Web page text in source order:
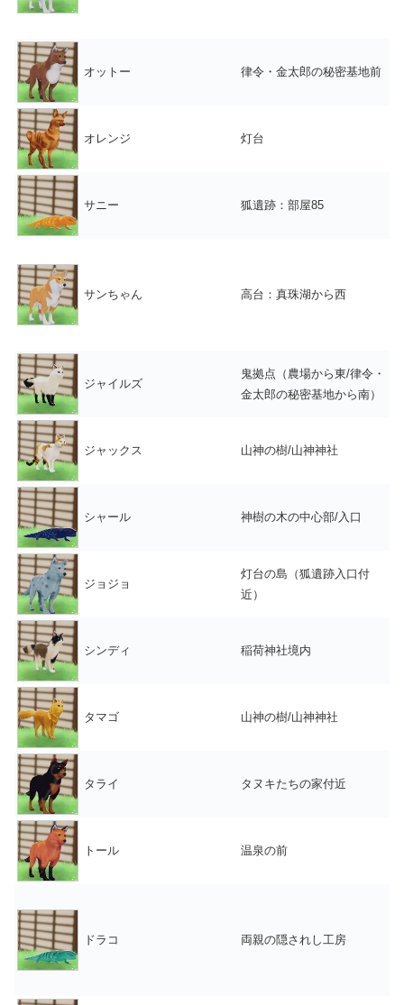
オットー 律令・金太郎の秘密基地前
オレンジ 灯台
サニー 狐遺跡：部屋85
サンちゃん 高台：真珠湖から西
ジャイルズ
鬼拠点（農場から東/律令・
金太郎の秘密基地から南）
ジャックス 山神の樹/山神神社
シャール 神樹の木の中心部/入口
ジョジョ
灯台の島（狐遺跡入口付
近）
シンディ 稲荷神社境内
タマゴ 山神の樹/山神神社
タライ タヌキたちの家付近
トール 温泉の前
ドラコ 両親の隠されし工房